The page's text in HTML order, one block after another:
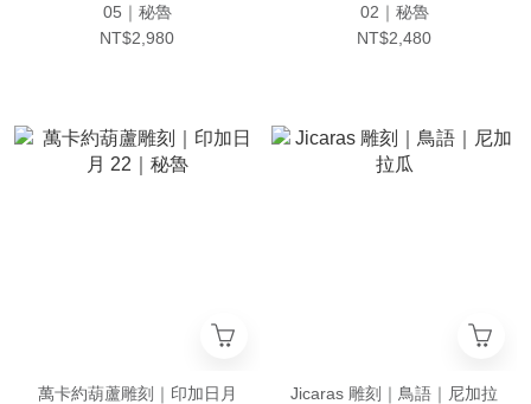
05｜秘魯
NT$2,980
02｜秘魯
NT$2,480
萬卡約葫蘆雕刻｜印加日月
Jicaras 雕刻｜鳥語｜尼加拉